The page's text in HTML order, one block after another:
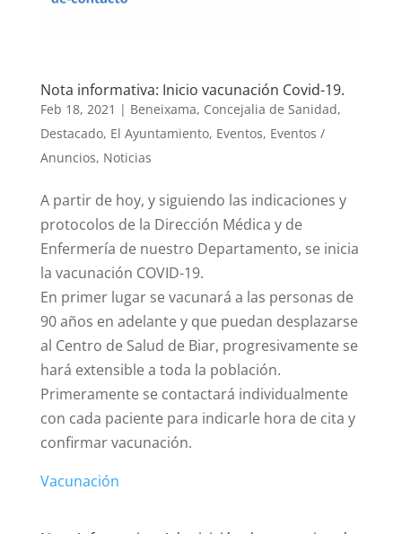
Nota informativa: Inicio vacunación Covid-19.
Feb 18, 2021 | Beneixama, Concejalia de Sanidad,
Destacado, El Ayuntamiento, Eventos, Eventos /
Anuncios, Noticias
A partir de hoy, y siguiendo las indicaciones y
protocolos de la Dirección Médica y de
Enfermería de nuestro Departamento, se inicia
la vacunación COVID-19.
En primer lugar se vacunará a las personas de
90 años en adelante y que puedan desplazarse
al Centro de Salud de Biar, progresivamente se
hará extensible a toda la población.
Primeramente se contactará individualmente
con cada paciente para indicarle hora de cita y
confirmar vacunación.
Vacunación